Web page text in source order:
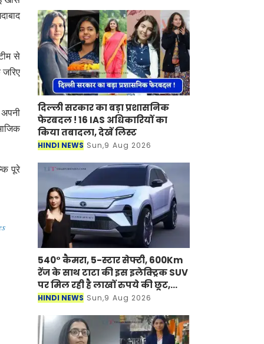
से
पूरे
दिल्ली सरकार का बड़ा प्रशासनिक
फेरबदल ! 16 IAS अधिकारियों का
किया तबादला, देखें लिस्ट
HINDI NEWS Sun,9 Aug 2026
540° कैमरा, 5-स्टार सेफ्टी, 600Km
रेंज के साथ टाटा की इस इलेक्ट्रिक SUV
पर मिल रही है लाखों रुपये की छूट,
जल्दी उठाएं ऑफर का लाभ
HINDI NEWS Sun,9 Aug 2026